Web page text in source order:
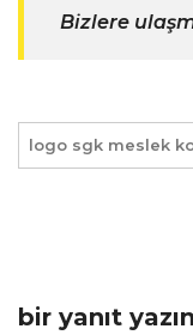
Bizlere
logo sgk meslek
bir yanıt yazın